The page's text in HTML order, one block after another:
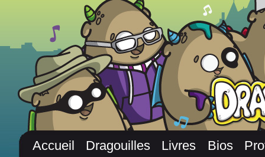
Accueil Dragouilles Livres Bios